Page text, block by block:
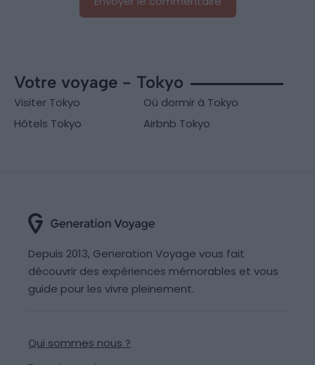
Votre voyage - Tokyo
Visiter Tokyo
Où dormir à Tokyo
Hôtels Tokyo
Airbnb Tokyo
Depuis 2013, Generation Voyage vous fait
découvrir des expériences mémorables et vous
guide pour les vivre pleinement.
Qui sommes nous ?